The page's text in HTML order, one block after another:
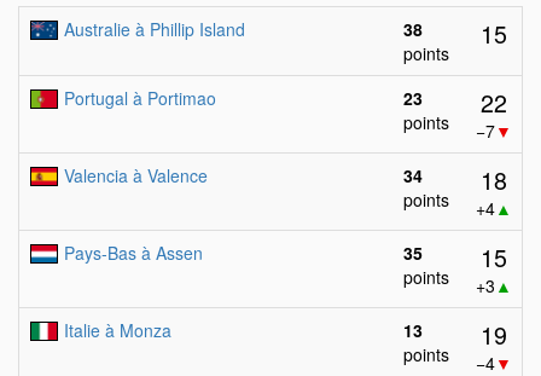
Australie à Phillip Island
38
points
15
Portugal à Portimao
23
points
22
−7▼
Valencia à Valence
34
points
18
+4▲
Pays-Bas à Assen
35
points
15
+3 ▲
Italie à Monza
13
points
19
−4▼